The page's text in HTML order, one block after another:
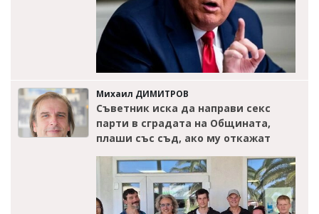
Михаил ДИМИТРОВ
Съветник иска да направи секс
парти в сградата на Общината,
плаши със съд, ако му откажат